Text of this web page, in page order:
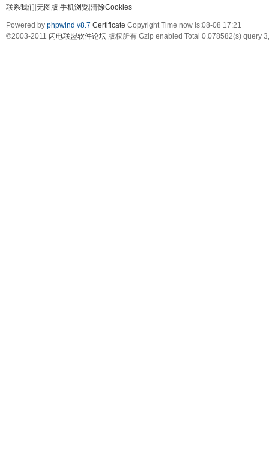
联系我们 无图版 手机浏览 清除Cookies
Powered by phpwind v8.7 Certificate Copyright Time now is:08-08 17:21
©2003-2011 闪电联盟软件论坛 版权所有 Gzip enabled Total 0.078582(s) query 3,